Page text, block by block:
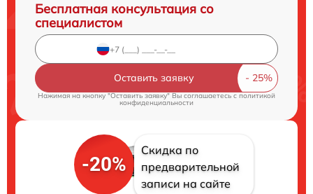
Бесплатная консультация со
специалистом
Оставить заявку
Нажимая на кнопку "Оставить заявку" Вы соглашаетесь cполитикой
конфиденциальности
-20%
Скидка по
предварительной
записи на сайте